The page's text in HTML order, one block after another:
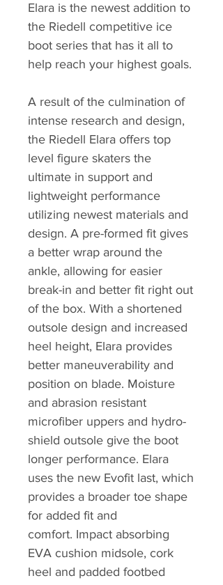
Elara is the newest addition to
the Riedell competitive ice
boot series that has it all to
help reach your highest goals.
A result of the culmination of
intense research and design,
the Riedell Elara offers top
level figure skaters the
ultimate in support and
lightweight performance
utilizing newest materials and
design. A pre-formed fit gives
a better wrap around the
ankle, allowing for easier
break-in and better fit right out
of the box. With a shortened
outsole design and increased
heel height, Elara provides
better maneuverability and
position on blade. Moisture
and abrasion resistant
microfiber uppers and hydro-
shield outsole give the boot
longer performance. Elara
uses the new Evofit last, which
provides a broader toe shape
for added fit and
comfort. Impact absorbing
EVA cushion midsole, cork
heel and padded footbed